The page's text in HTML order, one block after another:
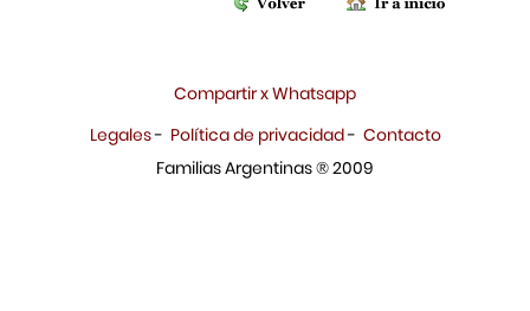
Compartir x Whatsapp
Legales- Política de privacidad- Contacto
Familias Argentinas ® 2009